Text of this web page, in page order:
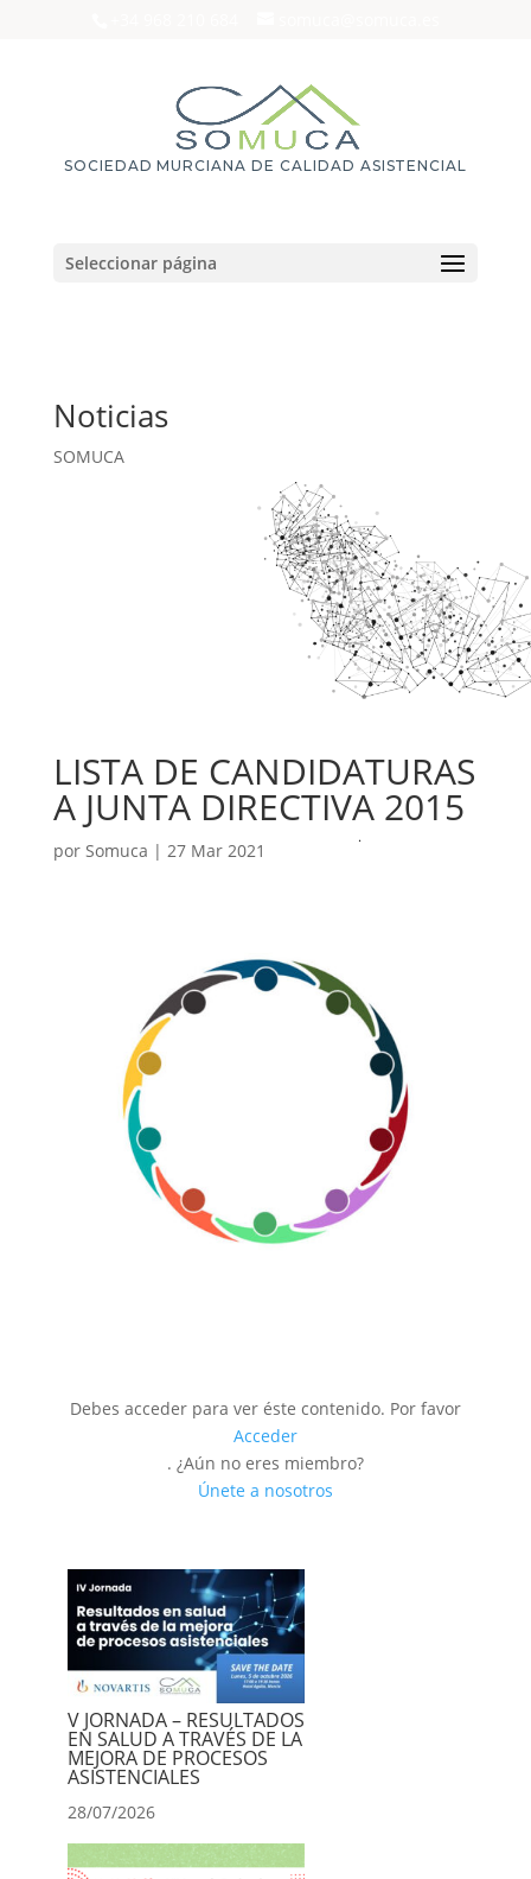
SOCIEDAD MURCIANA DE CALIDAD ASISTENCIAL
Seleccionar página
Noticias
SOMUCA
LISTA DE CANDIDATURAS
A JUNTA DIRECTIVA 2015
por Somuca | 27 Mar 2021
Debes acceder para ver éste contenido. Por favor
Acceder
. ¿Aún no eres miembro?
Únete a nosotros
V JORNADA – RESULTADOS
EN SALUD A TRAVÉS DE LA
MEJORA DE PROCESOS
ASISTENCIALES
28/07/2026